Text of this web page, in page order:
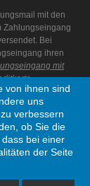
mit den
Zahlungseingang
Bei
ihren
mit
Rechte vorbehalten
von ihnen sind
uns
verbessern
ob Sie die
bei einer
der Seite